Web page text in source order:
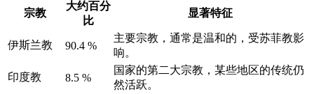
宗教
大约百分
比
显著特征
伊斯兰教 90.4 %
主要宗教，通常是温和的，受苏菲教影
响。
印度教 8.5 %
国家的第二大宗教，某些地区的传统仍
然活跃。